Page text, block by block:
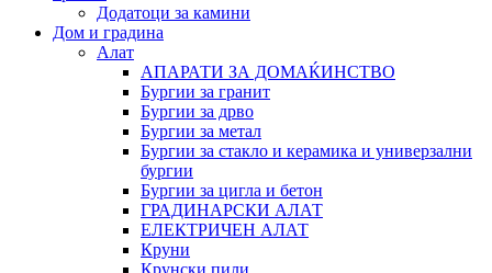
Додатоци за камини
Дом и градина
Алат
АПАРАТИ ЗА ДОМАЌИНСТВО
Бургии за гранит
Бургии за дрво
Бургии за метал
Бургии за стакло и керамика и универзални
бургии
Бургии за цигла и бетон
ГРАДИНАРСКИ АЛАТ
ЕЛЕКТРИЧЕН АЛАТ
Круни
Крунски пили